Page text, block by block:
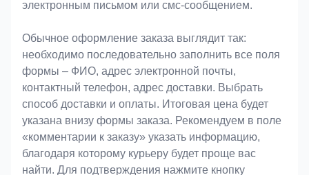
электронным письмом или смс-сообщением.
Обычное оформление заказа выглядит так:
необходимо последовательно заполнить все поля
формы – ФИО, адрес электронной почты,
контактный телефон, адрес доставки. Выбрать
способ доставки и оплаты. Итоговая цена будет
указана внизу формы заказа. Рекомендуем в поле
«комментарии к заказу» указать информацию,
благодаря которому курьеру будет проще вас
найти. Для подтверждения нажмите кнопку